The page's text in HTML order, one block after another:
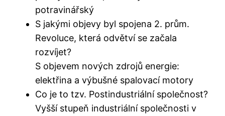
potravinářský
S jakými objevy byl spojena 2. prům.
Revoluce, která odvětví se začala
rozvíjet?
S objevem nových zdrojů energie:
elektřina a výbušné spalovací motory
Co je to tzv. Postindustriální společnost?
Vyšší stupeň industriální společnosti v